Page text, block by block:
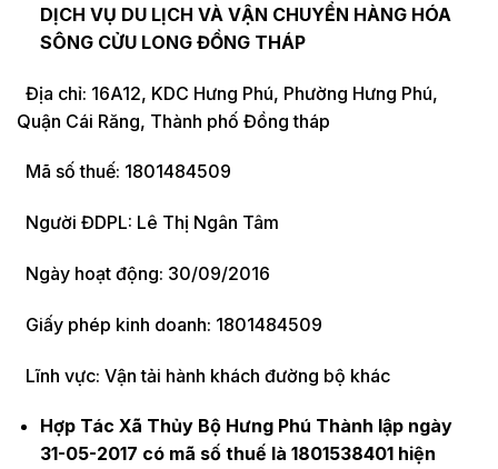
DỊCH VỤ DU LỊCH VÀ VẬN CHUYỂN HÀNG HÓA
SÔNG CỬU LONG ĐỒNG THÁP
Địa chỉ: 16A12, KDC Hưng Phú, Phường Hưng Phú,
Quận Cái Răng, Thành phố Đồng tháp
Mã số thuế: 1801484509
Người ĐDPL: Lê Thị Ngân Tâm
Ngày hoạt động: 30/09/2016
Giấy phép kinh doanh: 1801484509
Lĩnh vực: Vận tải hành khách đường bộ khác
Hợp Tác Xã Thủy Bộ Hưng Phú Thành lập ngày
31-05-2017 có mã số thuế là 1801538401 hiện